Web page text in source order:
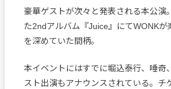
豪華ゲストが次々と発表される本公演
た2ndアルバム『Juice』にてWONK
を深めていた間柄。
本イベントにはすでに堀込泰行、唾奇
スト出演もアナウンスされている。